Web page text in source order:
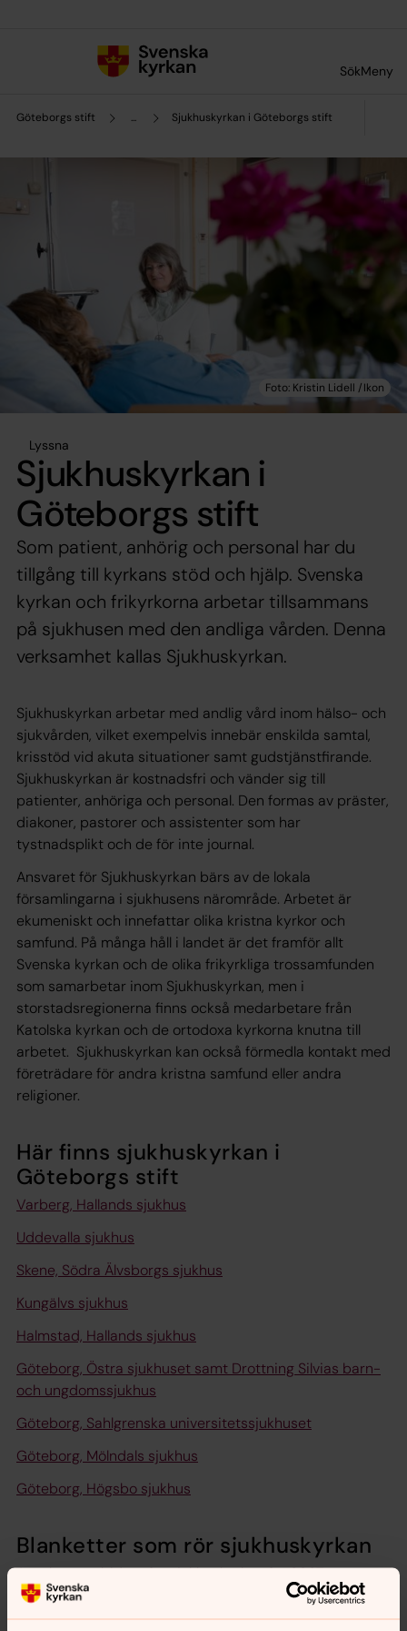
SökMeny
Göteborgs stift ... Sjukhuskyrkan i Göteborgs stift
Lyssna
Sjukhuskyrkan i
Göteborgs stift
Som patient, anhörig och personal har du
tillgång till kyrkans stöd och hjälp. Svenska
kyrkan och frikyrkorna arbetar tillsammans
på sjukhusen med den andliga vården. Denna
verksamhet kallas Sjukhuskyrkan.
Sjukhuskyrkan arbetar med andlig vård inom hälso- och
sjukvården, vilket exempelvis innebär enskilda samtal,
krisstöd vid akuta situationer samt gudstjänstfirande.
Sjukhuskyrkan är kostnadsfri och vänder sig till
patienter, anhöriga och personal. Den formas av präster,
diakoner, pastorer och assistenter som har
tystnadsplikt och de för inte journal.
Ansvaret för Sjukhuskyrkan bärs av de lokala
församlingarna i sjukhusens närområde. Arbetet är
ekumeniskt och innefattar olika kristna kyrkor och
samfund. På många håll i landet är det framför allt
Svenska kyrkan och de olika frikyrkliga trossamfunden
som samarbetar inom Sjukhuskyrkan, men i
storstadsregionerna finns också medarbetare från
Katolska kyrkan och de ortodoxa kyrkorna knutna till
arbetet. Sjukhuskyrkan kan också förmedla kontakt med
företrädare för andra kristna samfund eller andra
religioner.
Här finns sjukhuskyrkan i
Göteborgs stift
Varberg, Hallands sjukhus
Uddevalla sjukhus
Skene, Södra Älvsborgs sjukhus
Kungälvs sjukhus
Halmstad, Hallands sjukhus
Göteborg, Östra sjukhuset samt Drottning Silvias barn-
och ungdomssjukhus
Göteborg, Sahlgrenska universitetssjukhuset
Göteborg, Mölndals sjukhus
Göteborg, Högsbo sjukhus
Blanketter som rör sjukhuskyrkan
Ansökan om bidrag för sjukhuskyrkan för 2027
Redovisning av bidrag till sjukhuskyrkan för 2025